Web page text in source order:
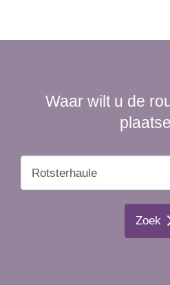
Waar wilt u de
Zoek